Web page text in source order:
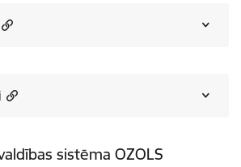
sistēma OZOLS